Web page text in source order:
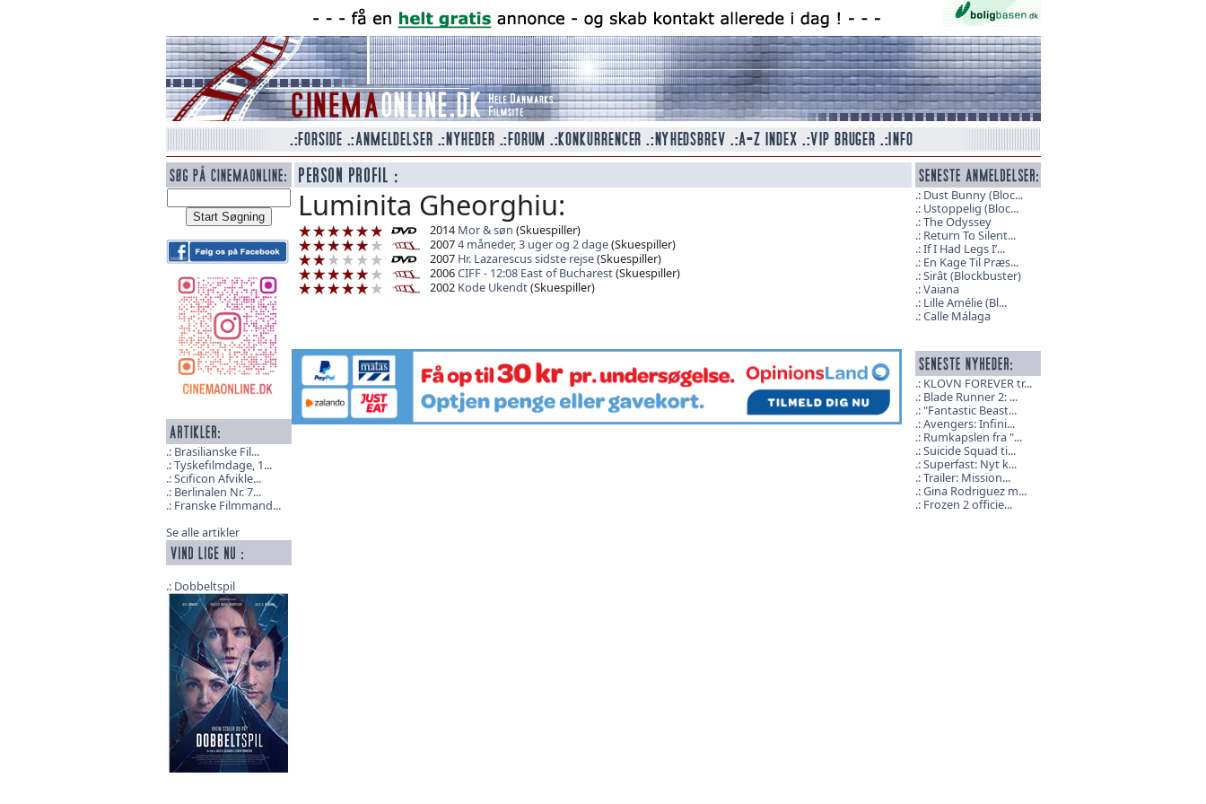
Brasilianske Fil...
Tyskefilmdage, 1...
Scificon Afvikle...
Berlinalen Nr. 7...
Franske Filmmand...
Se alle artikler
Dobbeltspil
Luminita Gheorghiu:
2014 Mor & søn (Skuespiller)
20074 måneder, 3 uger og 2 dage(Skuespiller)
2007 Hr. Lazarescus sidste rejse(Skuespiller)
2006CIFF - 12:08 East of Bucharest(Skuespiller)
2002 Kode Ukendt(Skuespiller)
Dust Bunny (Bloc...
Ustoppelig (Bloc...
The Odyssey
Return To Silent...
If I Had Legs I’...
En Kage Til Præs...
Sirât (Blockbuster)
Vaiana
Lille Amélie (Bl...
Calle Málaga
KLOVN FOREVER tr...
Blade Runner 2: ...
"Fantastic Beast...
Avengers: Infini...
Rumkapslen fra "...
Suicide Squad ti...
Superfast: Nyt k...
Trailer: Mission...
Gina Rodriguez m...
Frozen 2 officie...